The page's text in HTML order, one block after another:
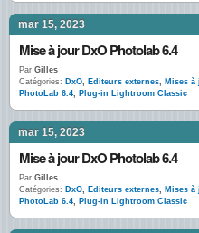
mar 15, 2023
Mise à jour DxO Photolab 6.4
Par Gilles
Catégories: DxO, Editeurs externes, Mises à
PhotoLab 6.4, Plug-in Lightroom Classic
mar 15, 2023
Mise à jour DxO Photolab 6.4
Par Gilles
Catégories: DxO, Editeurs externes, Mises à
PhotoLab 6.4, Plug-in Lightroom Classic